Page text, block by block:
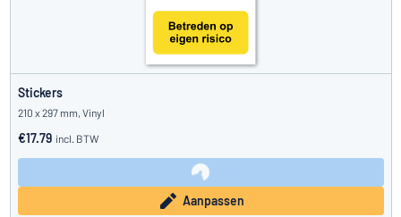
Stickers
210 x 297 mm, Vinyl
€17.79 incl. BTW
Aanpassen